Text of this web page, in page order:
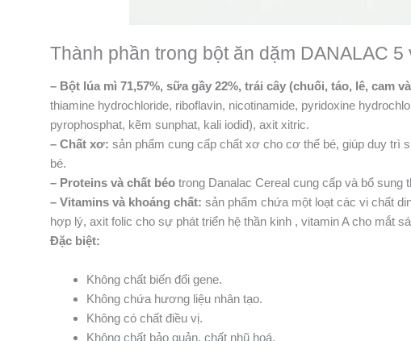
Thành phần trong bột ăn dặm DANALAC
– Bột lúa mì 71,57%, sữa gầy 22%, trái cây (chuối, táo, lê, cam
thiamine hydrochloride, riboflavin, nicotinamide, pyridoxine
pyrophosphat, kẽm sunphat, kali iodid), axit xitric.
– Chất xơ: sản phẩm cung cấp chất xơ cho cơ thể bé, giúp duy
bé.
– Proteins và chất béo trong Danalac Cereal cung cấp và bổ sung
– Vitamins và khoáng chất: sản phẩm chứa một loạt các vi chất
hợp lý, axit folic cho sự phát triển hệ thần kinh , vitamin A cho mắt
Đặc biệt:
Không chất biến đổi gene.
Không chứa hương liệu nhân tạo.
Không có chất điều vị.
Không chất bảo quản, chất nhũ hoá.